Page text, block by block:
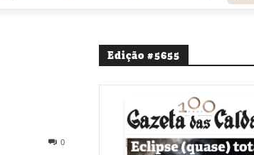
0
Edição #5655